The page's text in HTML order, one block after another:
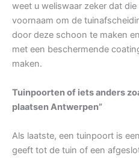
weet u weliswaar zeker dat
voornaam om de
door deze schoon te maken
met een beschermende
maken.
Tuinpoorten of iets anders
plaatsen Antwerpen”
Als laatste, een tuinpoort is
geeft tot de tuin of een